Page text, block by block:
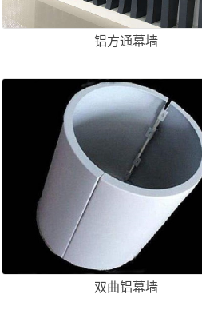
铝方通幕墙
双曲铝幕墙